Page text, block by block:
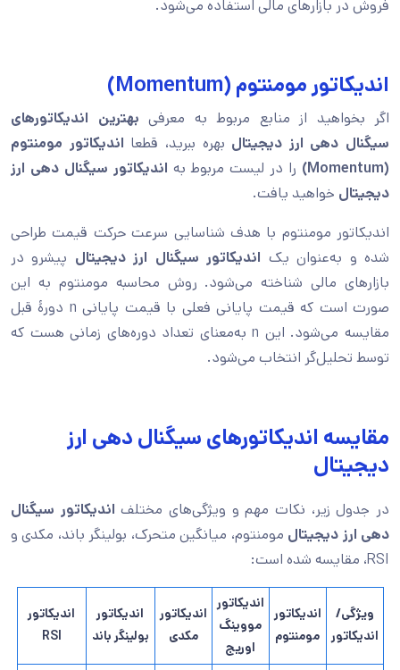
فروش در بازارهای مالی استفاده می‌شود.
اندیکاتور مومنتوم (Momentum)
اگر بخواهید از منابع مربوط به معرفی بهترین اندیکاتورهای
سیگنال دهی ارز دیجیتال بهره ببرید، قطعا اندیکاتور مومنتوم
(Momentum)
را در لیست مربوط به اندیکاتور سیگنال دهی ارز
دیجیتال خواهید یافت.
اندیکاتور مومنتوم با هدف شناسایی سرعت حرکت قیمت طراحی
شده و به‌عنوان یک اندیکاتورسیگنال ارز دیجیتال پیشرو در
بازارهای مالی شناخته می‌شود. روش محاسبه مومنتوم به این
صورت است که قیمت پایانی فعلی با قیمت پایانی n دورۀ قبل
مقایسه می‌شود. این n به‌معنای تعداد دوره‌های زمانی هست که
توسط تحلیل‌گر انتخاب می‌شود.
مقایسه اندیکاتورهای سیگنال دهی ارز
دیجیتال
در جدول زیر، نکات مهم و ویژگی‌های مختلف اندیکاتور سیگنال
دهی ارز دیجیتال مومنتوم، میانگین متحرک، بولینگر باند، مکدی و
RSI، مقایسه شده است:
ویژگی/
اندیکاتور
اندیکاتور
مومنتوم
اندیکاتور
مووینگ
اوریج
اندیکاتور
مکدی
اندیکاتور
بولینگر باند
اندیکاتور
RSI